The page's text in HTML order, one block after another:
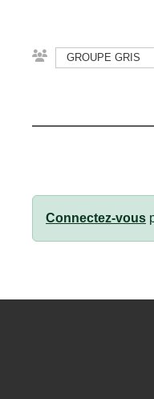
GROUPE GRIS
Connectez-vous